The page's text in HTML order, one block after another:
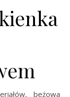
beżowa